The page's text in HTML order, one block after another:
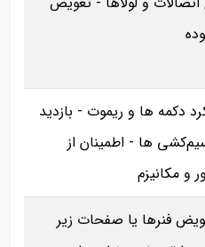
دکمه‌ ها و ریموت - بازدید
ها - اطمینان از
و مکانیزم
فنرها یا صفحات زیر